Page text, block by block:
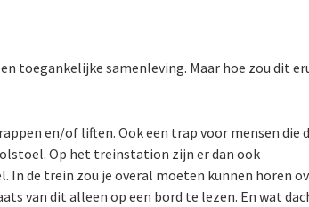
toegankelijke samenleving. Maar hoe zou dit
en/of liften. Ook een trap voor mensen die
Op het treinstation zijn er dan ook
de trein zou je overal moeten kunnen horen
van dit alleen op een bord te lezen. En wat